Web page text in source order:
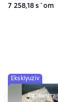
7 258,18 s`om
Eksklyuziv